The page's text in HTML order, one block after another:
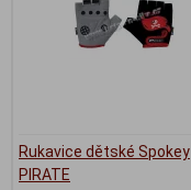
Rukavice dětské Spokey
PIRATE